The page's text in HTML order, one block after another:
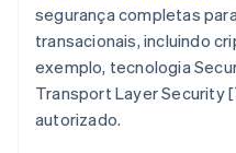
segurança completas
transacionais, incluindo
exemplo, tecnologia
Transport Layer Security
autorizado.